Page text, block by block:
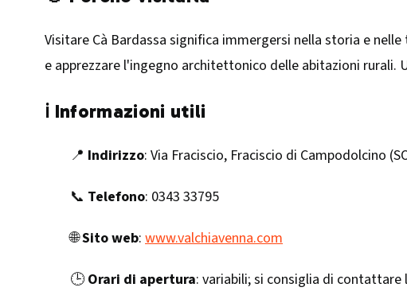
Visitare Cà Bardassa significa immergersi nella storia e
e apprezzare l'ingegno architettonico delle abitazioni rurali.
ℹ️ Informazioni utili
📍 Indirizzo: Via Fraciscio, Fraciscio di Campodolcino
📞 Telefono: 0343 33795
🌐Sito web: www.valchiavenna.com
🕒Orari di apertura: variabili; si consiglia di